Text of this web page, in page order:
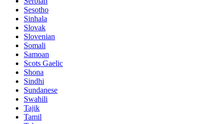
Sesotho
Sinhala
Slovak
Slovenian
Somali
Samoan
Scots Gaelic
Shona
Sindhi
Sundanese
Swahili
Tajik
Tamil